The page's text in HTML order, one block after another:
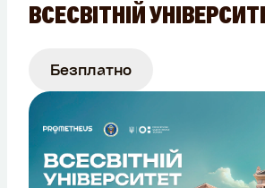
ВСЕСВІТНІЙ
Безплатно